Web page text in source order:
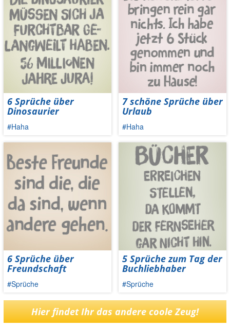
6 Sprüche über
Dinosaurier
#Haha
6 Sprüche über
Freundschaft
#Sprüche
7 schöne Sprüche über
Urlaub
#Haha
5 Sprüche zum Tag der
Buchliebhaber
#Sprüche
Hier findet Ihr das andere coole Zeug!